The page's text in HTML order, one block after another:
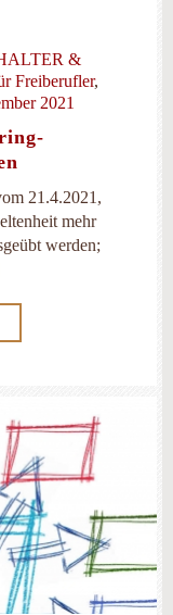
&
Freiberufler,
2021
21.4.2021,
mehr
werden;